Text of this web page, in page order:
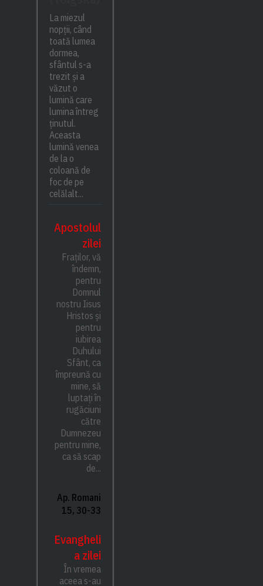
La miezul
nopții, când
toată lumea
dormea,
sfântul s-a
trezit și a
văzut o
lumină care
lumina întreg
ținutul.
Aceasta
lumină venea
de la o
coloană de
foc de pe
celălalt...
Apostolul
zilei
Fraților, vă
îndemn,
pentru
Domnul
nostru Iisus
Hristos și
pentru
iubirea
Duhului
Sfânt, ca
împreună cu
mine, să
luptați în
rugăciuni
către
Dumnezeu
pentru mine,
ca să scap
de...
Ap. Romani
15, 30-33
Evangheli
a zilei
În vremea
aceea s-au